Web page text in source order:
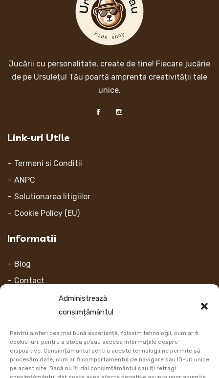
Administrează
consimțământul
Pentru a oferi cea mai bună experiență, folosim tehnologii, cum ar fi
cookie-uri, pentru a stoca și/sau accesa informațiile despre
dispozitive. Consimțământul pentru aceste tehnologii ne permite să
procesăm date, cum ar fi comportamentul de navigare sau ID-uri unice
pe acest site. Dacă nu îți dai consimțământul sau îți retragi
Jucării cu personalitate, create de tine! Fiecare jucărie
de pe Ursulețul Tău poartă amprenta creativității tale
unice.
Link-uri Utile
Termeni si Conditii
ANPC
Solutionarea litigiilor
Cookie Policy (EU)
Informatii
Blog
Contact
Link-uri
Retur